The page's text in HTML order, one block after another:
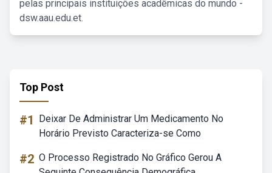
pelas principais instituições acadêmicas do mundo -
dsw.aau.edu.et.
Top Post
#1
Deixar De Administrar Um Medicamento No
Horário Previsto Caracteriza-se Como
#2 O Processo Registrado No Gráfico Gerou A